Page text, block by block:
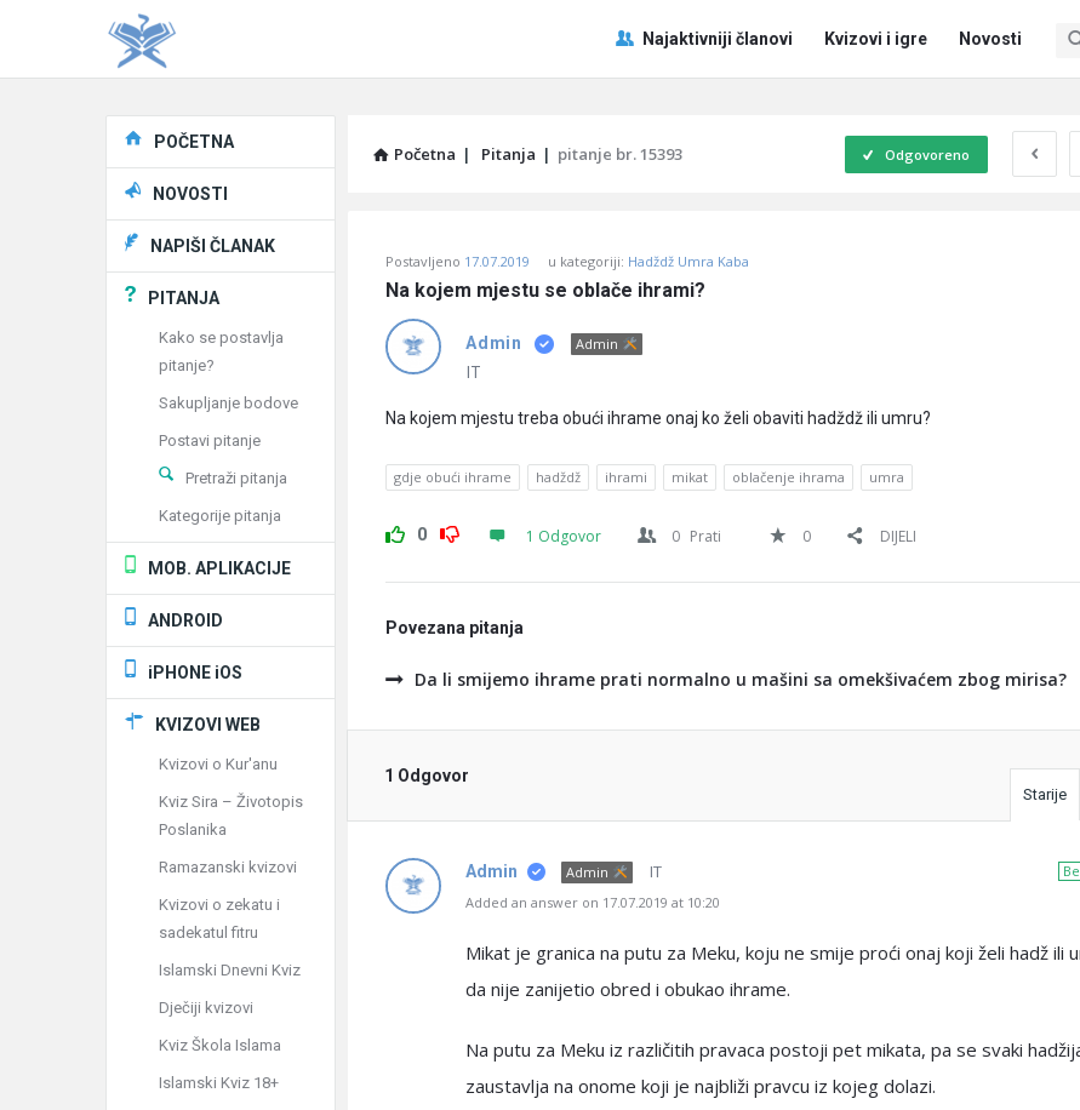
Pitaj
Učene
Navigacija
Najaktivniji članovi Kvizovi i igre Novosti
Početna | Pitanja | pitanje br. 15393 Odgovoreno
Učene
Latest
Pitanja
Postavljeno 17.07.2019 u kategoriji: Hadždž Umra Kaba
Na kojem mjestu se oblače ihrami?
Admin Admin
IT
Na kojem mjestu treba obući ihrame onaj ko želi obaviti hadždž ili umru?
gdje obući ihrame hadždž ihrami mikat oblačenje ihrama umra
0 1 Odgovor 0 Prati 0 DIJELI
Povezana pitanja
Da li smijemo ihrame prati normalno u mašini sa omekšivaćem zbog mirisa?
1 Odgovor
Starije
Admin Admin IT
Added an answer on 17.07.2019 at 10:20
Mikat je granica na putu za Meku, koju ne smije proći onaj koji želi hadž ili
da nije zanijetio obred i obukao ihrame.
Na putu za Meku iz različitih pravaca postoji pet mikata, pa se svaki
zaustavlja na onome koji je najbliži pravcu iz kojeg dolazi.
Explore
POČETNA
NOVOSTI
NAPIŠI ČLANAK
PITANJA
Kako se postavlja
pitanje?
Sakupljanje bodove
Postavi pitanje
Pretraži pitanja
Kategorije pitanja
MOB. APLIKACIJE
ANDROID
iPHONE iOS
KVIZOVI WEB
Kvizovi o Kur'anu
Kviz Sira – Životopis
Poslanika
Ramazanski kvizovi
Kvizovi o zekatu i
sadekatul fitru
Islamski Dnevni Kviz
Dječiji kvizovi
Kviz Škola Islama
Islamski Kviz 18+